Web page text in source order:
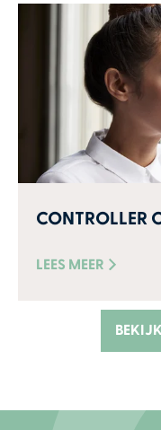
CONTROLLER
LEES MEER